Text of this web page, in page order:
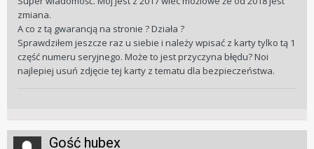
zmiana.
A co z tą gwarancją na stronie ? Działa ?
Sprawdziłem jeszcze raz u siebie i należy wpisać z karty tylko tą 1
część numeru seryjnego. Może to jest przyczyna błędu? Noi
najlepiej usuń zdjęcie tej karty z tematu dla bezpieczeństwa.
Gość hubex